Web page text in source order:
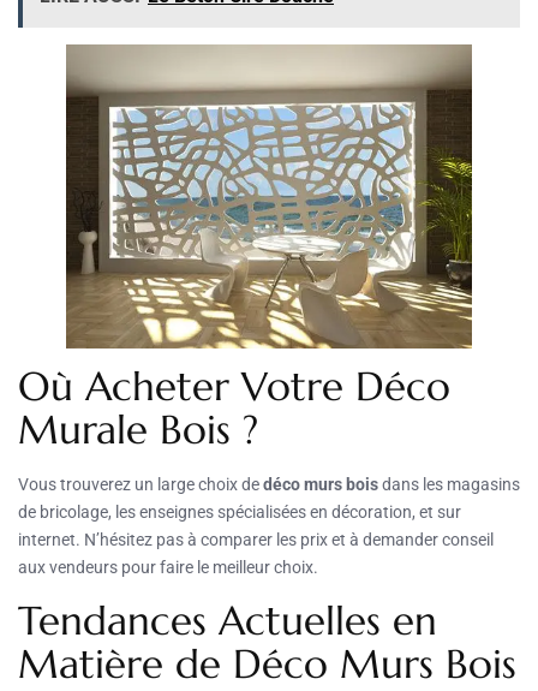
Où Acheter Votre Déco
Murale Bois ?
Vous trouverez un large choix dedéco murs boisdans les magasins
de bricolage, les enseignes spécialisées en décoration, et sur
internet. N’hésitez pas à comparer les prix et à demander conseil
aux vendeurs pour faire le meilleur choix.
Tendances Actuelles en
Matière de Déco Murs Bois